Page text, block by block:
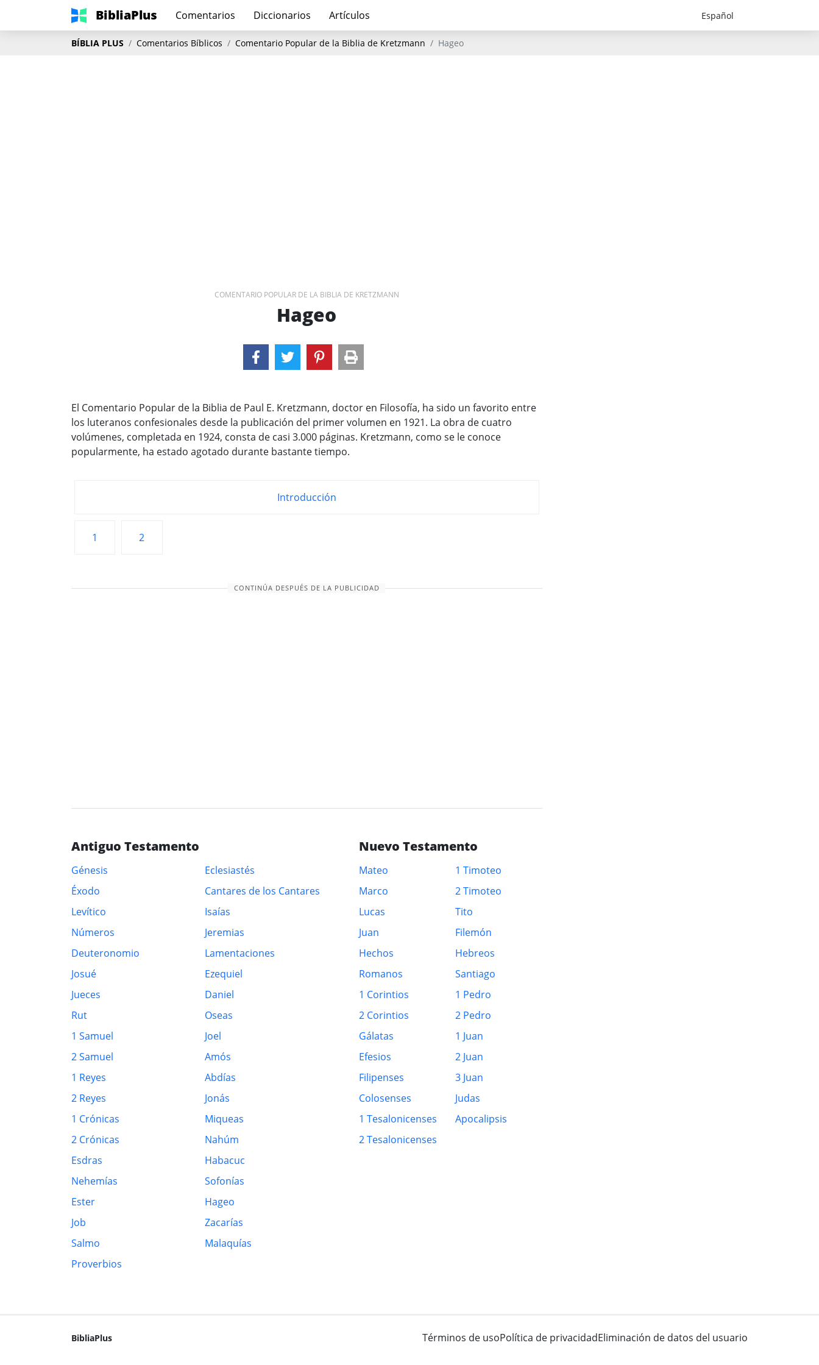
BibliaPlus Comentarios Diccionarios Artículos
BÍBLIA PLUS Comentarios Bíblicos Comentario Popular de la Biblia de Kretzmann Hageo
COMENTARIO POPULAR DE LA BIBLIA DE KRETZMANN
Hageo
El Comentario Popular de la Biblia de Paul E. Kretzmann, doctor en Filosofía, ha sido un favorito entre
los luteranos confesionales desde la publicación del primer volumen en 1921. La obra de cuatro
volúmenes, completada en 1924, consta de casi 3.000 páginas. Kretzmann, como se le conoce
popularmente, ha estado agotado durante bastante tiempo.
Introducción
1 2
CONTINÚA DESPUÉS DE LA PUBLICIDAD
Antiguo Testamento
Génesis
Éxodo
Levítico
Números
Deuteronomio
Josué
Jueces
Rut
1 Samuel
2 Samuel
1 Reyes
2 Reyes
1 Crónicas
2 Crónicas
Esdras
Nehemías
Ester
Job
Salmo
Proverbios
Eclesiastés
Cantares de los Cantares
Isaías
Jeremias
Lamentaciones
Ezequiel
Daniel
Oseas
Joel
Amós
Abdías
Jonás
Miqueas
Nahúm
Habacuc
Sofonías
Hageo
Zacarías
Malaquías
Nuevo Testamento
Mateo
Marco
Lucas
Juan
Hechos
Romanos
1 Corintios
2 Corintios
Gálatas
Efesios
Filipenses
Colosenses
1 Tesalonicenses
2 Tesalonicenses
1 Timoteo
2 Timoteo
Tito
Filemón
Hebreos
Santiago
1 Pedro
2 Pedro
1 Juan
2 Juan
3 Juan
Judas
Apocalipsis
BibliaPlus Términos de usoPolítica de privacidadEliminación de datos del usuario